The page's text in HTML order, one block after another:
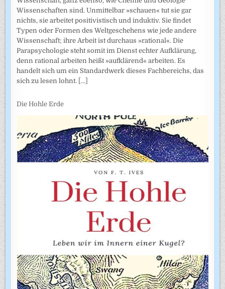
Wissenschaften sind. Unmittelbar »schauen« tut sie gar
nichts, sie arbeitet positivistisch und induktiv. Sie findet
Typen oder Formen des Weltgeschehens wie jede andere
Wissenschaft; ihre Arbeit ist durchaus »rational«. Die
Parapsychologie steht somit im Dienst echter Aufklärung,
denn rational arbeiten heißt »aufklärend« arbeiten. Es
handelt sich um ein Standardwerk dieses Fachbereichs, das
sich zu lesen lohnt. [...]
Die Hohle Erde